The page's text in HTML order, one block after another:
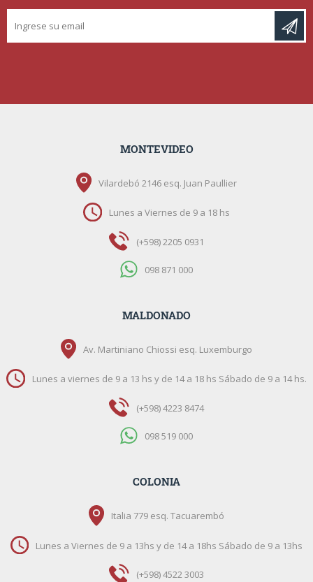
MONTEVIDEO
Vilardebó 2146 esq. Juan Paullier
Lunes a Viernes de 9 a 18 hs
(+598) 2205 0931
098 871 000
MALDONADO
Av. Martiniano Chiossi esq. Luxemburgo
Lunes a viernes de 9 a 13 hs y de 14 a 18 hs Sábado de 9 a 14 hs.
(+598) 4223 8474
098 519 000
COLONIA
Italia 779 esq. Tacuarembó
Lunes a Viernes de 9 a 13hs y de 14 a 18hs Sábado de 9 a 13hs
(+598) 4522 3003